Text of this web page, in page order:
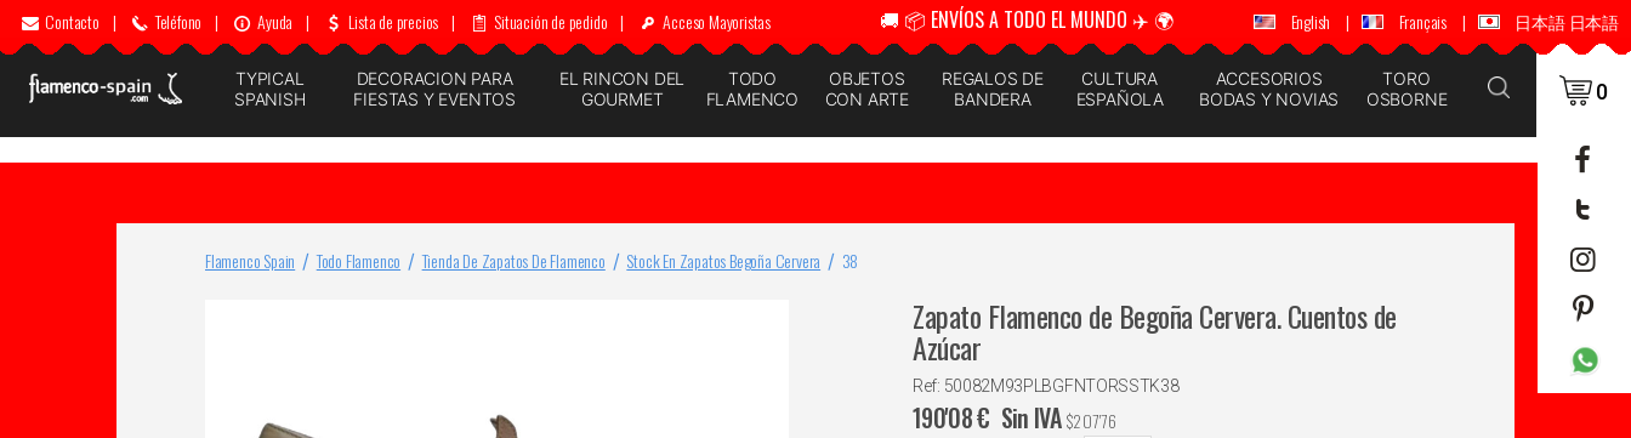
Contacto | Teléfono | Ayuda | Lista de precios | Situación de pedido | Acceso Mayoristas 🚚 📦 ENVÍOS A TODO EL MUNDO ✈️ 🌍 🚚 📦 ENVÍOS A TODO EL MUNDO ✈️ 🌍
English | Français | 日本語 日本語
TYPICAL
SPANISH
DECORACION PARA
FIESTAS Y EVENTOS
EL RINCON DEL
GOURMET
TODO
FLAMENCO
OBJETOS
CON ARTE
REGALOS DE
BANDERA
CULTURA
ESPAÑOLA
ACCESORIOS
BODAS Y NOVIAS
TORO
OSBORNE
0
Flamenco Spain Todo Flamenco Tienda De Zapatos De Flamenco Stock En Zapatos Begoña Cervera 38
Zapato Flamenco de Begoña Cervera. Cuentos de
Azúcar
Ref: 50082M93PLBGFNTORSSTK38
190'08€ Sin IVA $207'76